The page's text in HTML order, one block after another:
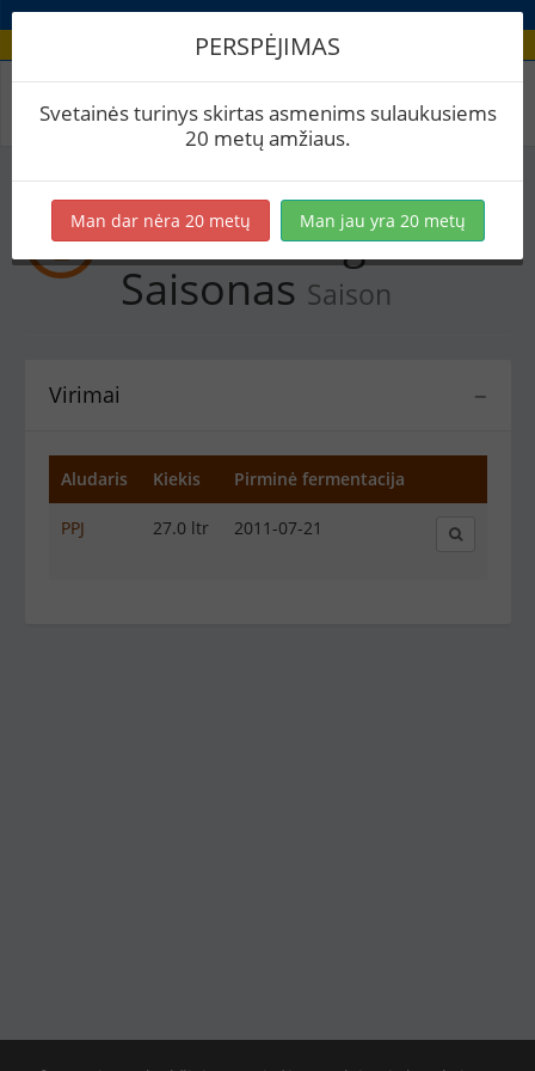
Recepto virimai
Sausas Lengvas
Saisonas Saison
−
Virimai
Aludaris Kiekis Pirminė fermentacija
PPJ 27.0 ltr 2011-07-21
PERSPĖJIMAS
Svetainės turinys skirtas asmenims sulaukusiems
20 metų amžiaus.
Man dar nėra 20 metų Man jau yra 20 metų